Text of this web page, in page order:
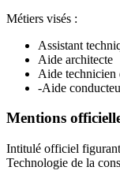
Métiers visés :
Assistant
Aide architecte
Aide technicien
-Aide
Mentions
Intitulé officiel
Technologie de la